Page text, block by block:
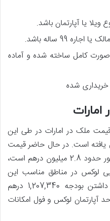
یا آپارتمان باشد.
99 ساله باشد.
کامل ساخته شده و آماده
شده
ملک در امارات در طی این
درصد کاهش یافته است. در حال حاضر قیمت
متوسط ملک مسکونی در این کشور حدود 2.8 میلیون درهم است،
لوکس در مناطق مناسب این
کشور است. برای نمونه شما با داشتن بودجه 1,207,340 درهم
آپارتمان لوکس و فول امکانات